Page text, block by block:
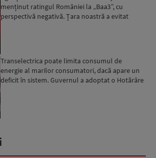
menținut ratingul României la „Baa3”, cu
perspectivă negativă. Țara noastră a evitat
Transelectrica poate limita consumul de
energie al marilor consumatori, dacă apare un
deficit în sistem. Guvernul a adoptat o Hotărâre